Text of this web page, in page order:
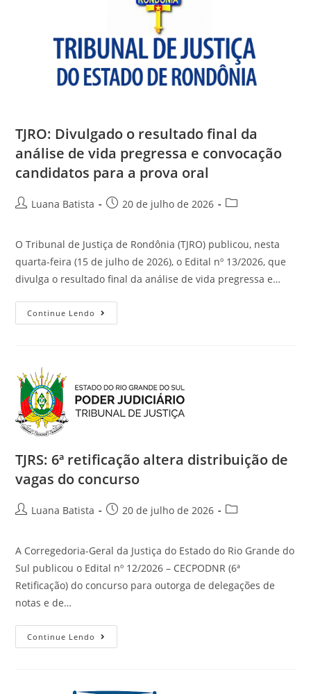
TJRO: Divulgado o resultado final da
análise de vida pregressa e convocação
candidatos para a prova oral
Luana Batista 20 de julho de 2026
O Tribunal de Justiça de Rondônia (TJRO) publicou, nesta
quarta-feira (15 de julho de 2026), o Edital nº 13/2026, que
divulga o resultado final da análise de vida pregressa e…
Continue Lendo
TJRS: 6ª retificação altera distribuição de
vagas do concurso
Luana Batista 20 de julho de 2026
A Corregedoria-Geral da Justiça do Estado do Rio Grande do
Sul publicou o Edital nº 12/2026 – CECPODNR (6ª
Retificação) do concurso para outorga de delegações de
notas e de…
Continue Lendo